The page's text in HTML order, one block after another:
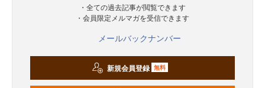
・全ての過去記事が閲覧できます
・会員限定メルマガを受信できます
メールバックナンバー
新規会員登録 無料